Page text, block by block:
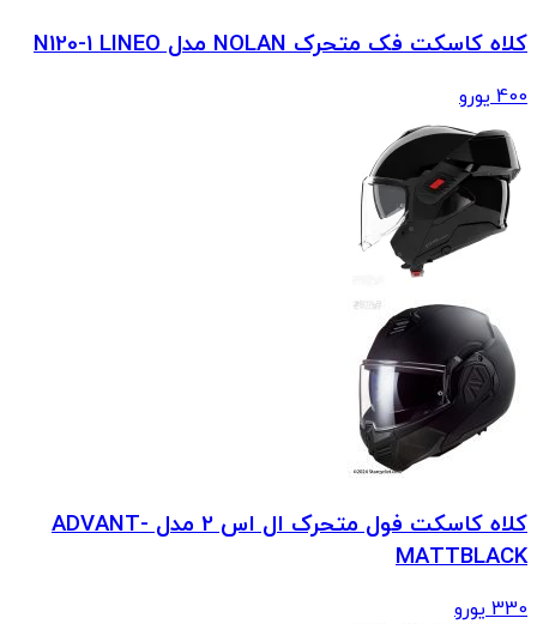
کلاه کاسکت فک متحرک NOLAN مدل N120-1 LINEO
400 یورو
کلاه کاسکت فول متحرک ال اس 2 مدل ADVANT-
MATTBLACK
330 یورو